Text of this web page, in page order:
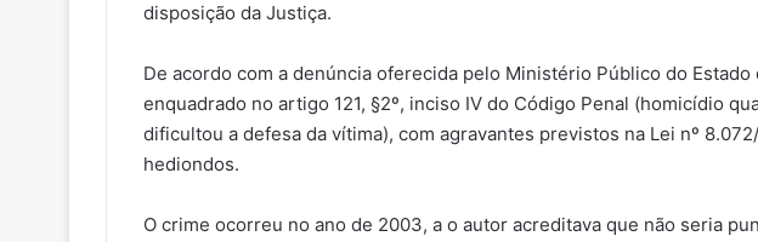
disposição da Justiça.
De acordo com a denúncia oferecida pelo Ministério Público do Estado
enquadrado no artigo 121, §2º, inciso IV do Código Penal (homicídio
dificultou a defesa da vítima), com agravantes previstos na Lei nº
hediondos.
O crime ocorreu no ano de 2003, a o autor acreditava que não seria